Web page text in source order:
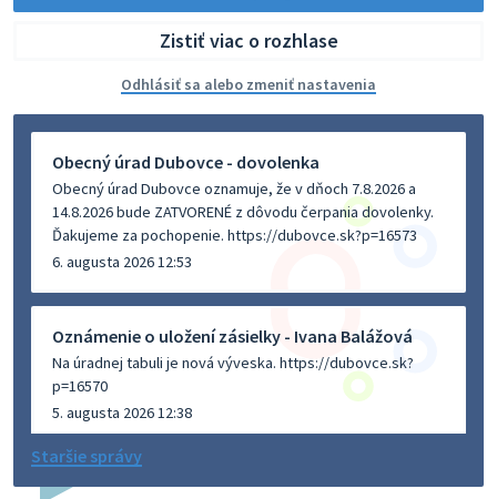
Zistiť viac o rozhlase
Odhlásiť sa alebo zmeniť nastavenia
Obecný úrad Dubovce - dovolenka
Obecný úrad Dubovce oznamuje, že v dňoch 7.8.2026 a
14.8.2026 bude ZATVORENÉ z dôvodu čerpania dovolenky.
Ďakujeme za pochopenie. https://dubovce.sk?p=16573
6. augusta 2026 12:53
Oznámenie o uložení zásielky - Ivana Balážová
Na úradnej tabuli je nová výveska. https://dubovce.sk?
p=16570
5. augusta 2026 12:38
Dovolenka - MUDr. Marián Sivoň
Staršie správy